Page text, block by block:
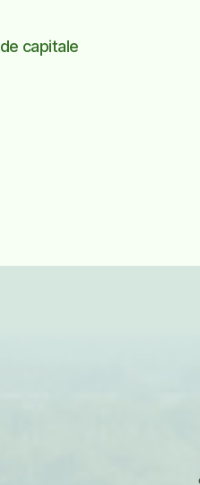
capitale